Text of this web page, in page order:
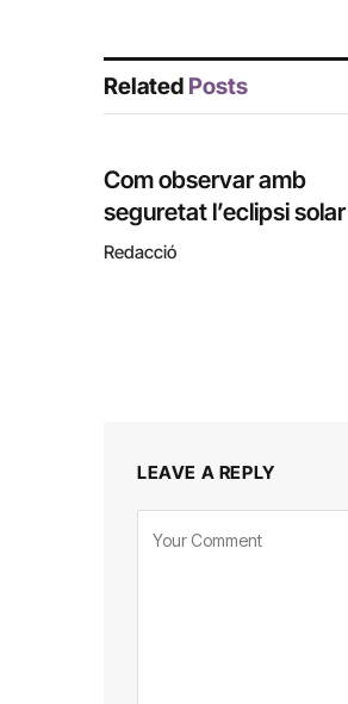
Related Posts
Com observar amb
seguretat l’eclipsi solar
Redacció
LEAVE A REPLY